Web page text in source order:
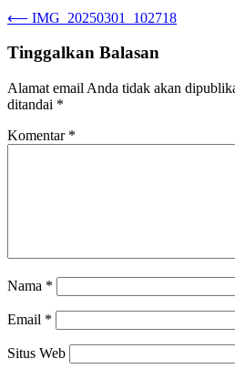
⟵ IMG_20250301_102718
Tinggalkan Balasan
Alamat email Anda tidak akan
ditandai *
Komentar *
Nama *
Email *
Situs Web